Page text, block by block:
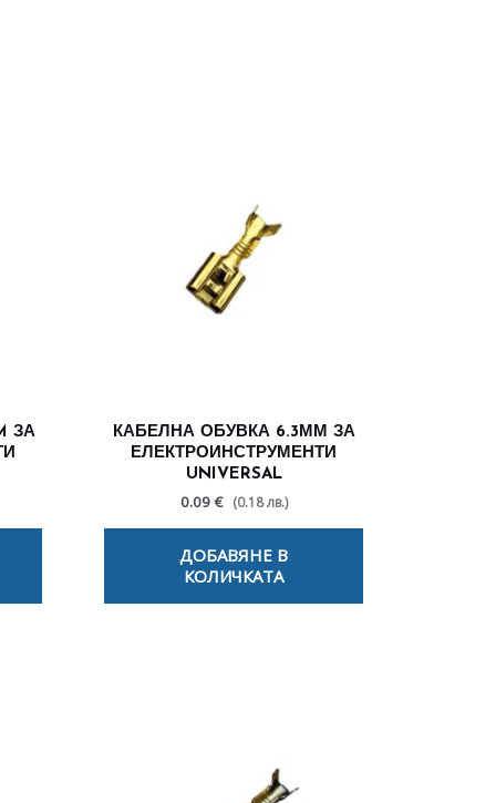
ЗА
КАБЕЛНА ОБУВКА 6.3ММ ЗА
ЕЛЕКТРОИНСТРУМЕНТИ
UNIVERSAL
0.09 € (0.18 лв.)
ДОБАВЯНЕ В
КОЛИЧКАТА